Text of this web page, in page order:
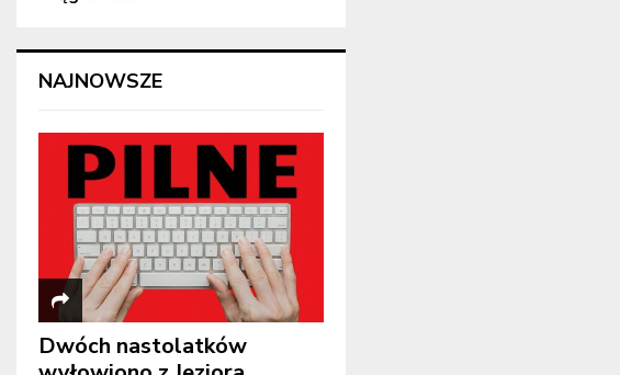
NAJNOWSZE
Dwóch nastolatków